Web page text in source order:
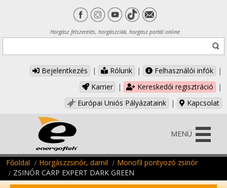
Horgász felszerelés, horgászcikk, horgász portál online
Bejelentkezés | Rólunk | Felhasználói infók
|
Karrier
| Kereskedői regisztráció
|
Európai Uniós Pályázataink
| Kapcsolat
MENÜ
Főoldal Horgászzsinór, damil
Monofil pontyozó zsinór
ZSINÓR CARP EXPERT DARK GREEN